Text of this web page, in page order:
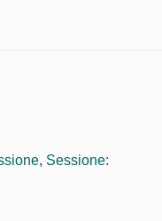
, Sessione: